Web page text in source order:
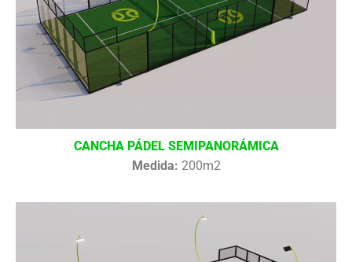
CANCHA PÁDEL SEMIPANORÁMICA
Medida: 200m2